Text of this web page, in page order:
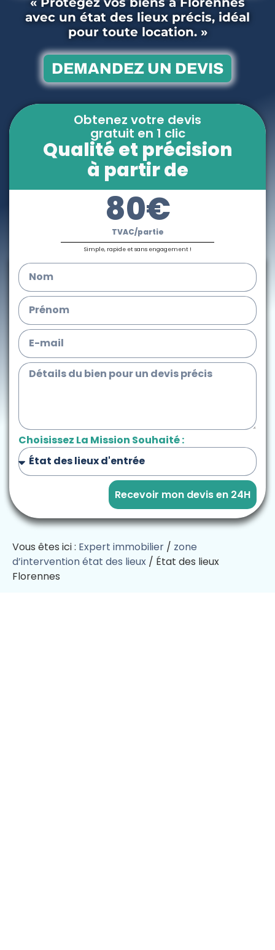
avec un état des lieux précis, idéal
pour toute location. »
DEMANDEZ UN DEVIS
Obtenez votre devis
gratuit en 1 clic
Qualité et précision
à partir de
80€
TVAC/partie
Simple, rapide et sans engagement !
Choisissez La Mission Souhaité :
Recevoir mon devis en 24H
Vous êtes ici : Expert immobilier / zone
d’intervention état des lieux / État des lieux
Florennes